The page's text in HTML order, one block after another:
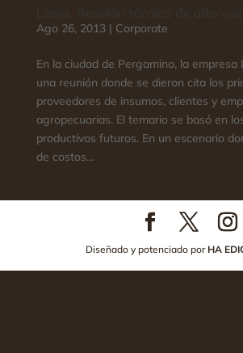
Ago 26, 2013| Corporate
En la ciudad de Pergamino, la empresa
una reunión donde se dieron cita los
proveedores de insumos, clientes y
agropecuarias. El temario se basó en
productivos futuros. En un escenario
de costos...
Diseñado y potenciado por HA